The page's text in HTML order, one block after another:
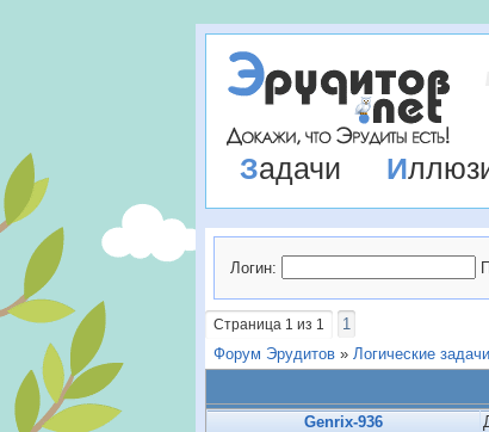
Задачи
Логин:
Страница 1 из 1
1
Форум Эрудитов » Логические
Genrix-936